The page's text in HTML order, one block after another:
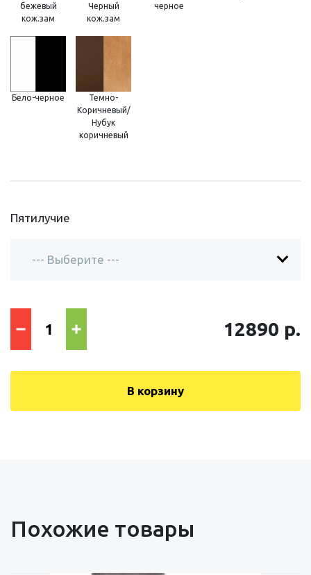
бежевый
кож.зам
Черный
кож.зам
черное
Бело-черное
Темно-
Коричневый/
Нубук
коричневый
Пятилучие
12890 р.
В корзину
Похожие товары